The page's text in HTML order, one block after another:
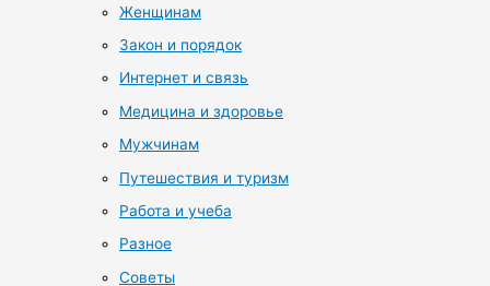
Женщинам
Закон и порядок
Интернет и связь
Медицина и здоровье
Мужчинам
Путешествия и туризм
Работа и учеба
Разное
Советы